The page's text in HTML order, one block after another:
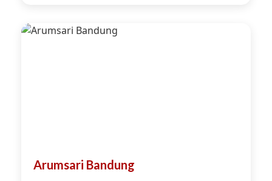
Arumsari Bandung